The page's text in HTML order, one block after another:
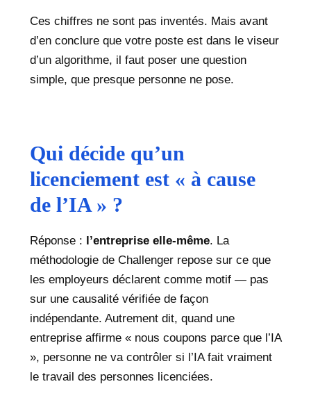
Ces chiffres ne sont pas inventés. Mais avant
d’en conclure que votre poste est dans le viseur
d’un algorithme, il faut poser une question
simple, que presque personne ne pose.
Qui décide qu’un
licenciement est « à cause
de l’IA » ?
Réponse : l’entreprise elle-même. La
méthodologie de Challenger repose sur ce que
les employeurs déclarent comme motif — pas
sur une causalité vérifiée de façon
indépendante. Autrement dit, quand une
entreprise affirme « nous coupons parce que l’IA
», personne ne va contrôler si l’IA fait vraiment
le travail des personnes licenciées.